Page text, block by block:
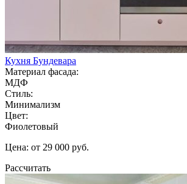
Кухня Бундевара
Материал фасада:
МДФ
Стиль:
Минимализм
Цвет:
Фиолетовый
Цена: от 29 000 руб.
Рассчитать